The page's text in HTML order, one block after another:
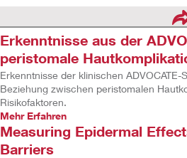
Erkenntnisse aus der
peristomale
Erkenntnisse der klinischen
Beziehung zwischen peristomalen
Risikofaktoren.
Mehr Erfahren
Measuring Epidermal
Barriers